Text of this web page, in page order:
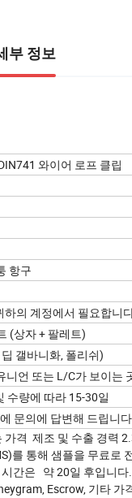
부 정보
와이어 로프 클립
항구
의 계정에서 필요합니
(상자 + 팔레트)
갤바니화, 폴리쉬)
언 또는 L/C가 보이는
수량에 따라 15-30일
문의에 답변해 드립니다
격 제조 및 수출 경력
통해 샘플을 무료로
간은 약 20일 후입니
Escrow, 기타 가